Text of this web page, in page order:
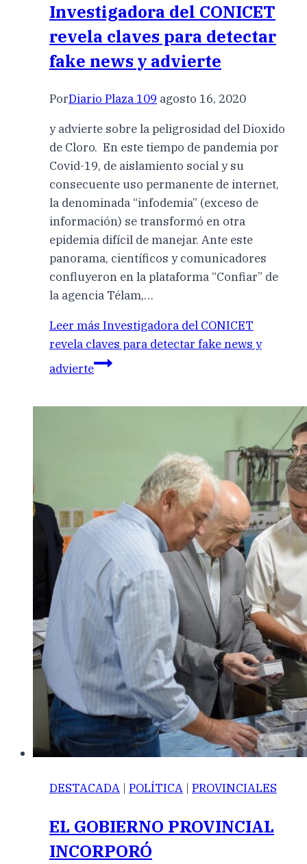
Investigadora del CONICET
revela claves para detectar
fake news y advierte
PorDiario Plaza 109 agosto 16, 2020
y advierte sobre la peligrosidad del Dioxido
de Cloro. En este tiempo de pandemia por
Covid-19, de aislamiento social y su
consecuente uso permanente de internet,
la denominada “infodemia” (exceso de
información) se transformó en otra
epidemia difícil de manejar. Ante este
panorama, científicos y comunicadores
confluyeron en la plataforma “Confiar” de
la agencia Télam,…
Leer más Investigadora del CONICET
revela claves para detectar fake news y
advierte
DESTACADA | POLÍTICA | PROVINCIALES
EL GOBIERNO PROVINCIAL
INCORPORÓ